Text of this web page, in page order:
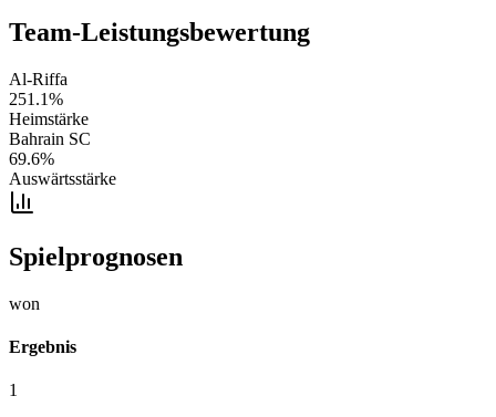
Team-Leistungsbewertung
Al-Riffa
251.1%
Heimstärke
Bahrain SC
69.6%
Auswärtsstärke
Spielprognosen
won
Ergebnis
1